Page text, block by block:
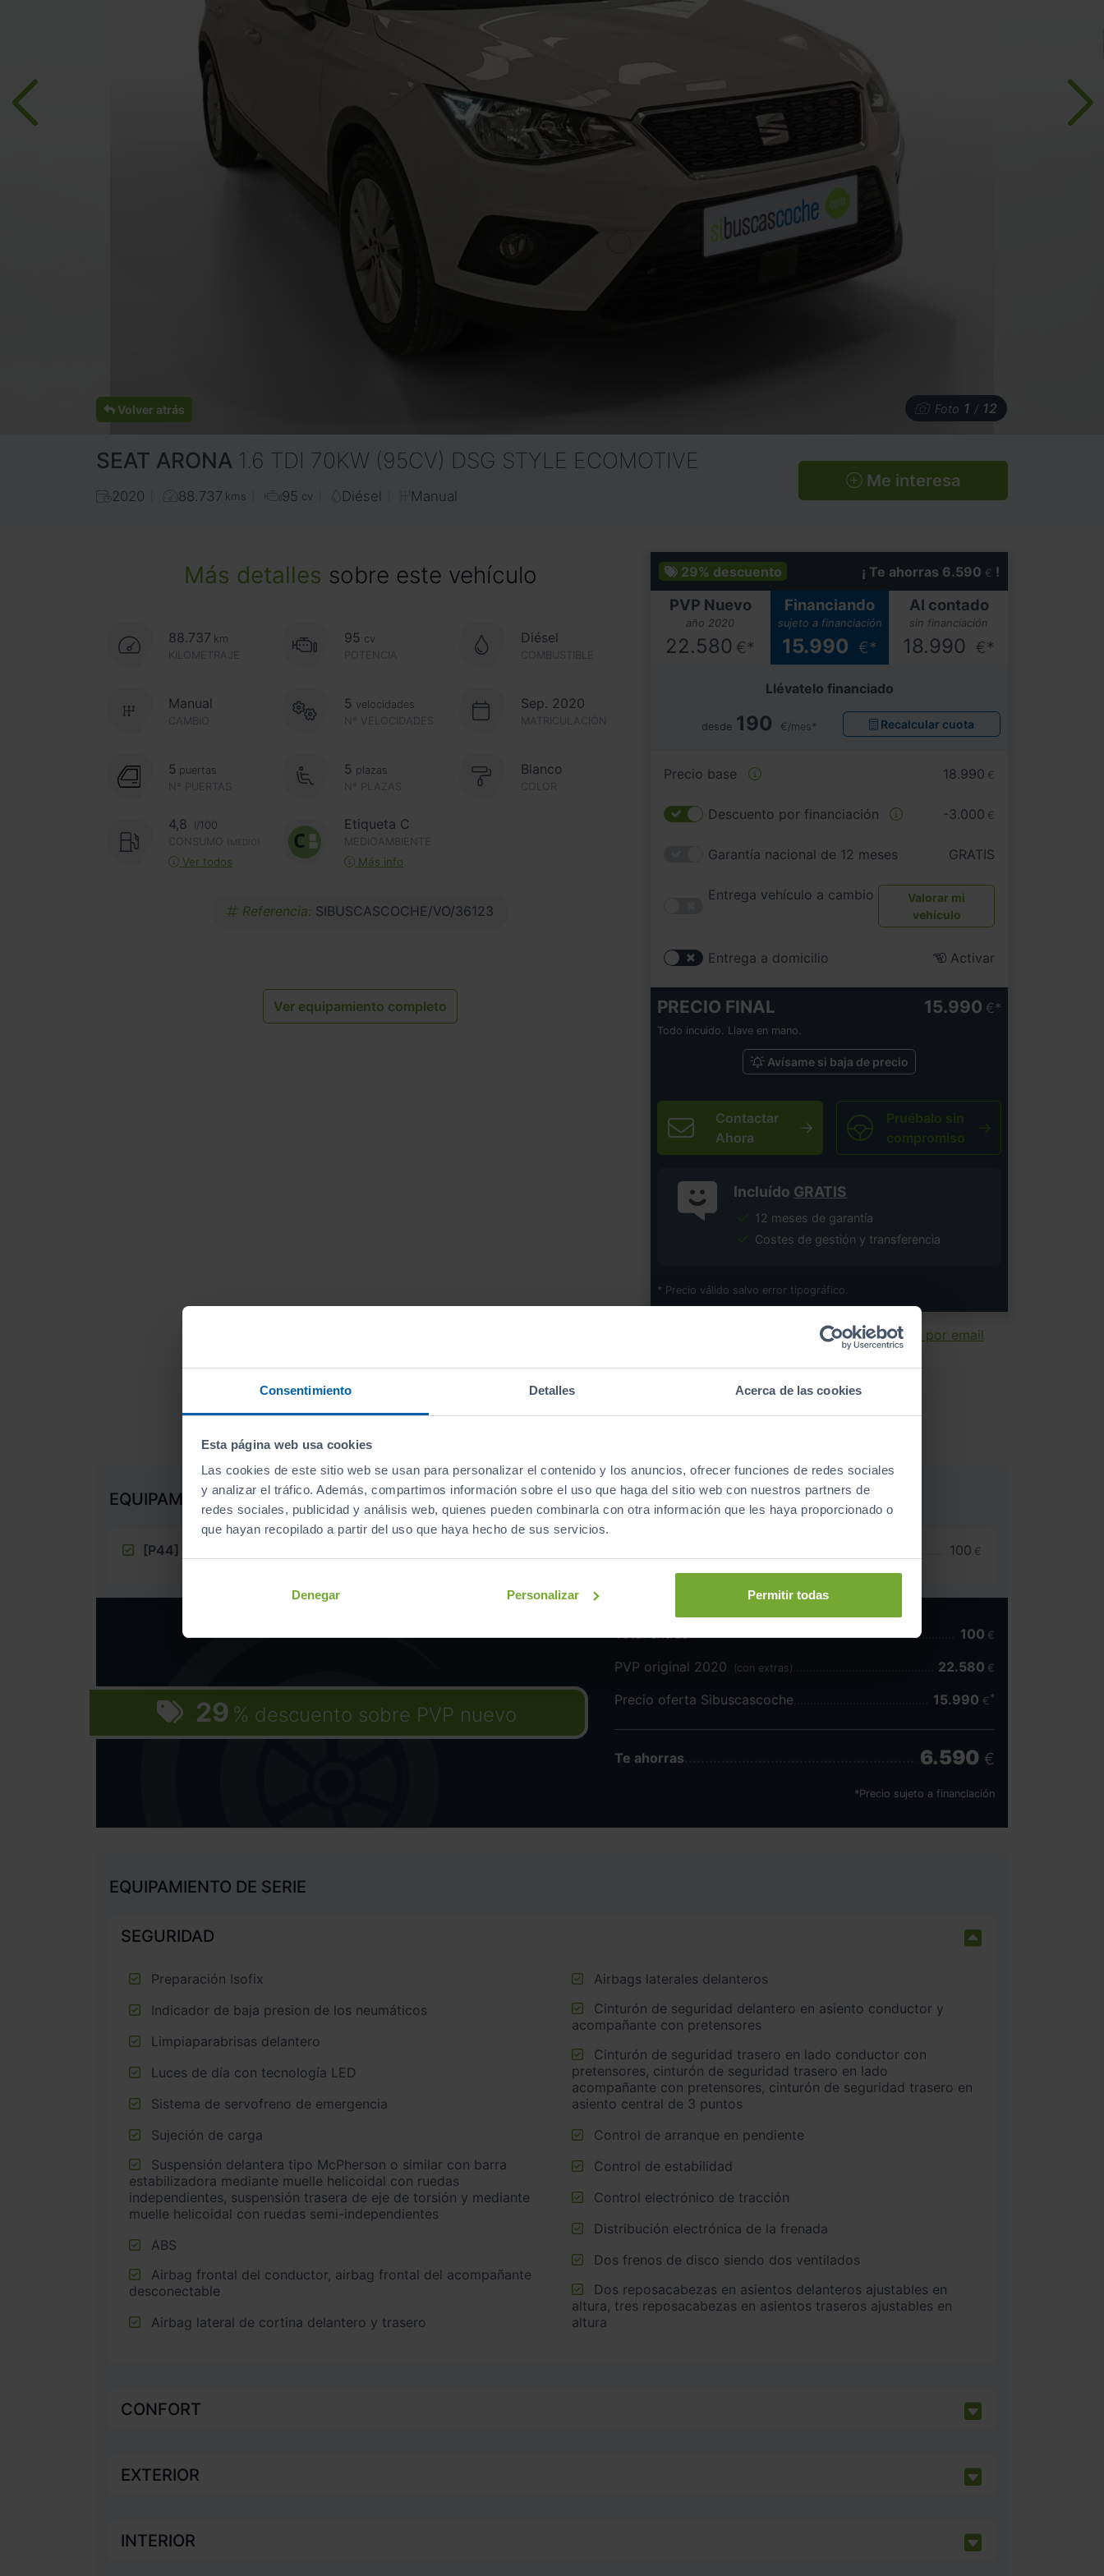
Consentimiento Detalles Acerca de las cookies
Esta página web usa cookies
Las cookies de este sitio web se usan para personalizar el contenido y los anuncios, ofrecer funciones de redes sociales
y analizar el tráfico. Además, compartimos información sobre el uso que haga del sitio web con nuestros partners de
redes sociales, publicidad y análisis web, quienes pueden combinarla con otra información que les haya proporcionado o
que hayan recopilado a partir del uso que haya hecho de sus servicios.
Denegar Personalizar Permitir todas
Volver atrás Foto 1 / 12
SEAT ARONA 1.6 TDI 70KW (95CV) DSG STYLE ECOMOTIVE
2020 88.737 kms 95 cv Diésel Manual
Me interesa
Más detalles sobre este vehículo
88.737 km
KILOMETRAJE
95 cv
POTENCIA
Diésel
COMBUSTIBLE
CAMBIO
Manual
Nº VELOCIDADES
5 velocidades Sep. 2020
MATRICULACIÓN
Nº PUERTAS
5 puertas
Nº PLAZAS
5 plazas Blanco
COLOR
4,8
l/100
CONSUMO
(MEDIO)
Ver todos
Etiqueta C
MEDIOAMBIENTE
Más info
Referencia: SIBUSCASCOCHE/VO/36123
Ver equipamiento completo
29% descuento ¡ Te ahorras 6.590 € !
PVP Nuevo
año 2020
22.580 €*
Financiando
sujeto a financiación
15.990 €*
Al contado
sin financiación
18.990 €*
Llévatelo financiado
desde 190 €/mes* Recalcular cuota
Precio base 18.990 €
Descuento por financiación -3.000 €
Garantía nacional de 12 meses GRATIS
Entrega vehículo a cambio
Valorar mi
vehículo
Entrega a domicilio Activar
PRECIO FINAL 15.990 €
Todo incuido. Llave en mano.
Avísame si baja de precio
Contactar
Ahora
Pruébalo sin
compromiso
Incluído GRATIS
12 meses de garantía
Costes de gestión y transferencia
* Precio válido salvo error tipográfico.
Enviar por email
EQUIPAMIENTO EXTRA
[P44] 100 €
29 % descuento sobre PVP nuevo
Total extras 100 €
PVP original 2020 (con extras) 22.580 €
Precio oferta Sibuscascoche 15.990 €
Te ahorras 6.590 €
*Precio sujeto a financiación
EQUIPAMIENTO DE SERIE
SEGURIDAD
Preparación Isofix
Indicador de baja presion de los neumáticos
Limpiaparabrisas delantero
Luces de día con tecnología LED
Sistema de servofreno de emergencia
Sujeción de carga
estabilizadora mediante muelle helicoidal con ruedas
independientes, suspensión trasera de eje de torsión y mediante
muelle helicoidal con ruedas semi-independientes
ABS
desconectable
Airbag lateral de cortina delantero y trasero
Airbags laterales delanteros
acompañante con pretensores
pretensores, cinturón de seguridad trasero en lado
acompañante con pretensores, cinturón de seguridad trasero en
asiento central de 3 puntos
Control de arranque en pendiente
Control de estabilidad
Control electrónico de tracción
Distribución electrónica de la frenada
Dos frenos de disco siendo dos ventilados
altura, tres reposacabezas en asientos traseros ajustables en
altura
CONFORT
EXTERIOR
INTERIOR